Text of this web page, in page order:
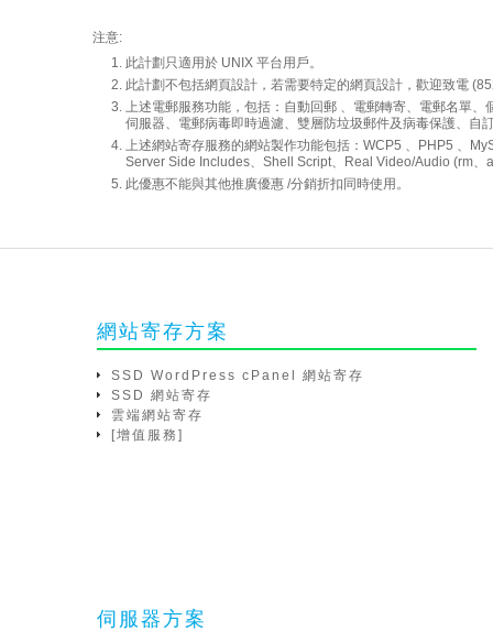
注意:
此計劃只適用於 UNIX 平台用戶。
此計劃不包括網頁設計，若需要特定的網頁設計，歡迎致電
上述電郵服務功能，包括：自動回郵 、電郵轉寄、電郵名單
伺服器、電郵病毒即時過濾、雙層防垃圾郵件及病毒保護、自
上述網站寄存服務的網站製作功能包括：WCP5 、PHP5 、
Server Side Includes、Shell Script、Real Video/Audio (rm
此優惠不能與其他推廣優惠 /分銷折扣同時使用。
網站寄存方案
SSD WordPress cPanel 網站寄存
SSD 網站寄存
雲端網站寄存
[增值服務]
伺服器方案